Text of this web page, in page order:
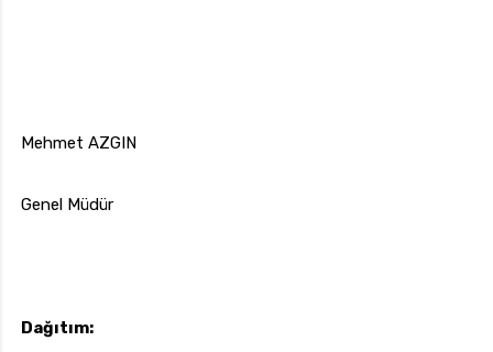
Mehmet AZGIN
Genel Müdür
Dağıtım: